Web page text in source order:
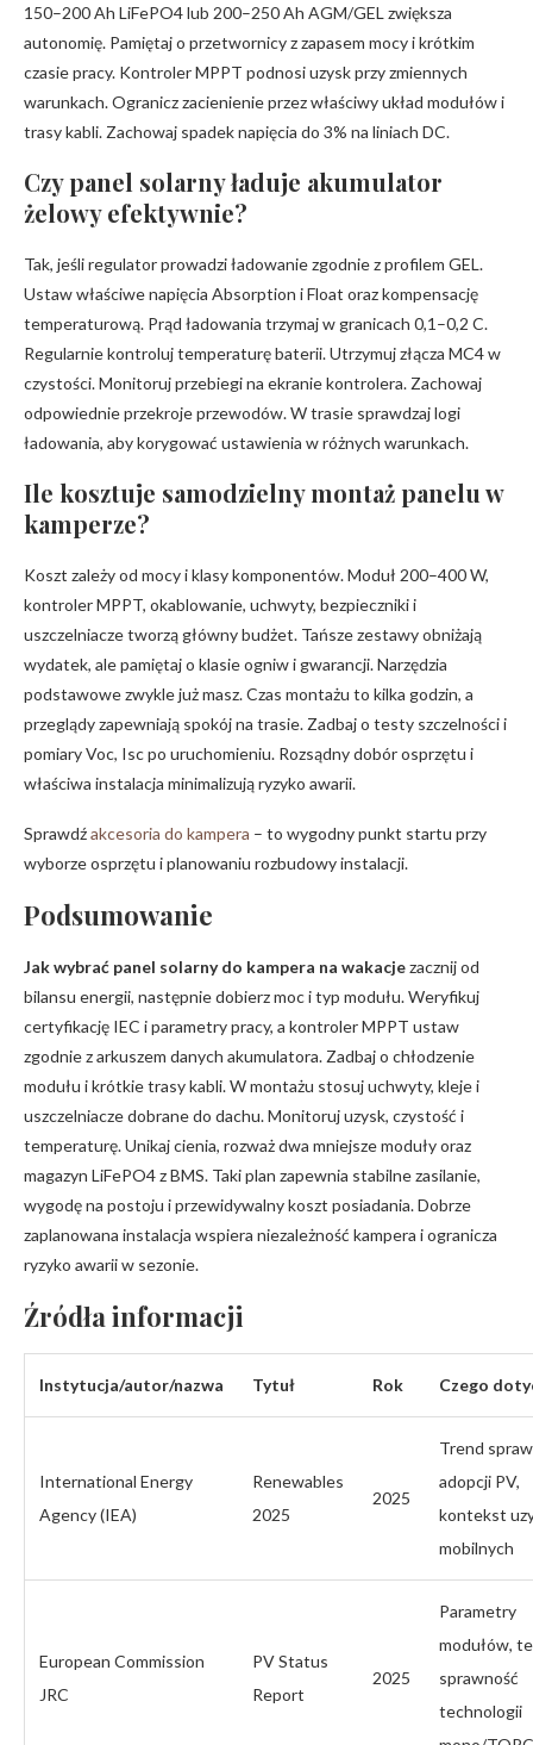
150–200 Ah LiFePO4 lub 200–250 Ah AGM/GEL zwiększa
autonomię. Pamiętaj o przetwornicy z zapasem mocy i krótkim
czasie pracy. Kontroler MPPT podnosi uzysk przy zmiennych
warunkach. Ogranicz zacienienie przez właściwy układ modułów i
trasy kabli. Zachowaj spadek napięcia do 3% na liniach DC.
Czy panel solarny ładuje akumulator
żelowy efektywnie?
Tak, jeśli regulator prowadzi ładowanie zgodnie z profilem GEL.
Ustaw właściwe napięcia Absorption i Float oraz kompensację
temperaturową. Prąd ładowania trzymaj w granicach 0,1–0,2 C.
Regularnie kontroluj temperaturę baterii. Utrzymuj złącza MC4 w
czystości. Monitoruj przebiegi na ekranie kontrolera. Zachowaj
odpowiednie przekroje przewodów. W trasie sprawdzaj logi
ładowania, aby korygować ustawienia w różnych warunkach.
Ile kosztuje samodzielny montaż panelu w
kamperze?
Koszt zależy od mocy i klasy komponentów. Moduł 200–400 W,
kontroler MPPT, okablowanie, uchwyty, bezpieczniki i
uszczelniacze tworzą główny budżet. Tańsze zestawy obniżają
wydatek, ale pamiętaj o klasie ogniw i gwarancji. Narzędzia
podstawowe zwykle już masz. Czas montażu to kilka godzin, a
przeglądy zapewniają spokój na trasie. Zadbaj o testy szczelności i
pomiary Voc, Isc po uruchomieniu. Rozsądny dobór osprzętu i
właściwa instalacja minimalizują ryzyko awarii.
Sprawdźakcesoria do kampera – to wygodny punkt startu przy
wyborze osprzętu i planowaniu rozbudowy instalacji.
Podsumowanie
Jak wybrać panel solarny do kampera na wakacjezacznij od
bilansu energii, następnie dobierz moc i typ modułu. Weryfikuj
certyfikację IEC i parametry pracy, a kontroler MPPT ustaw
zgodnie z arkuszem danych akumulatora. Zadbaj o chłodzenie
modułu i krótkie trasy kabli. W montażu stosuj uchwyty, kleje i
uszczelniacze dobrane do dachu. Monitoruj uzysk, czystość i
temperaturę. Unikaj cienia, rozważ dwa mniejsze moduły oraz
magazyn LiFePO4 z BMS. Taki plan zapewnia stabilne zasilanie,
wygodę na postoju i przewidywalny koszt posiadania. Dobrze
zaplanowana instalacja wspiera niezależność kampera i ogranicza
ryzyko awarii w sezonie.
Źródła informacji
Instytucja/autor/nazwa Tytuł Rok Czego
International Energy
Agency (IEA)
Renewables
2025
2025
Trend
adopcji PV,
kontekst
mobilnych
European Commission
JRC
PV Status
Report
2025
Parametry
modułów,
sprawność
technologii